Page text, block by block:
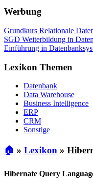
Werbung
Grundkurs Relationale
SGD Weiterbildung in
Einführung in
Lexikon Themen
Datenbank
Data Warehouse
Business Intelligence
ERP
CRM
Sonstige
🏠 » Lexikon »
Hibernate Query